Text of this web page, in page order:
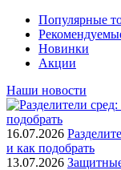
Популярные
Новинки
Акции
Наши новости
16.07.2026
и как подобрать
13.07.2026